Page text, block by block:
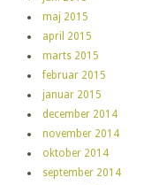
maj 2015
april 2015
marts 2015
februar 2015
januar 2015
december 2014
november 2014
oktober 2014
september 2014